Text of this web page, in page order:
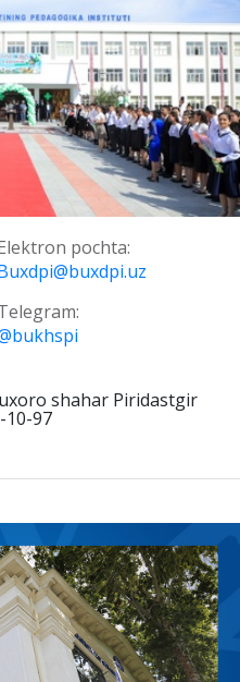
pochta:
shahar Piridastgir
10-97